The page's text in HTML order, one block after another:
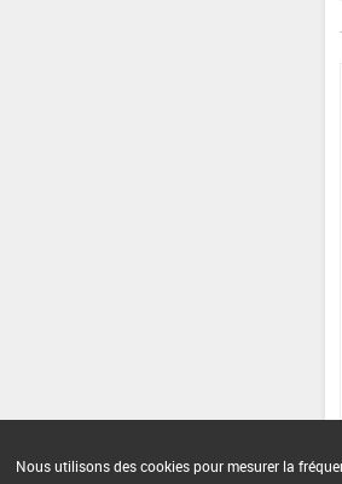
Nous utilisons des cookies pour mesurer la